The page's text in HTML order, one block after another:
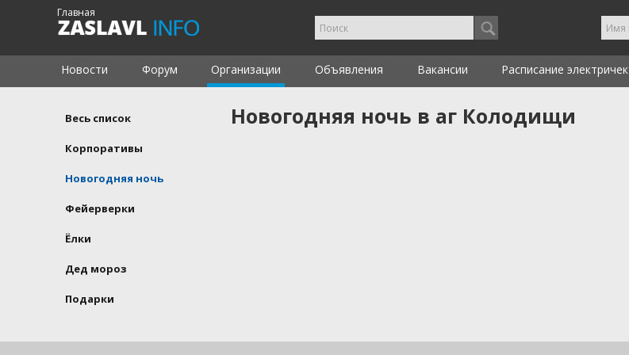
Главная
Новости Форум Организации Объявления Вакансии Расписание электричек
Новогодняя ночь в аг Колодищи
Весь список
Корпоративы
Новогодняя ночь
Фейерверки
Ёлки
Дед мороз
Подарки